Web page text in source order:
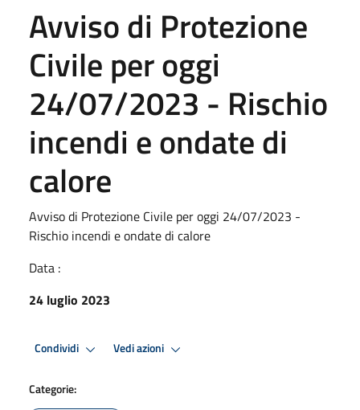
Avviso di Protezione
Civile per oggi
24/07/2023 - Rischio
incendi e ondate di
calore
Avviso di Protezione Civile per oggi 24/07/2023 -
Rischio incendi e ondate di calore
Data :
24 luglio 2023
Condividi Vedi azioni
Categorie: